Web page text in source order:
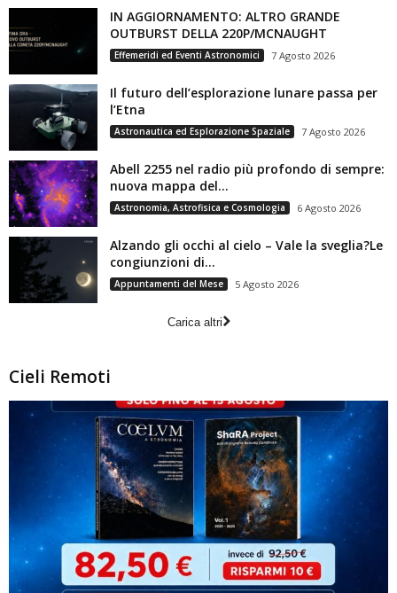
IN AGGIORNAMENTO: ALTRO GRANDE
OUTBURST DELLA 220P/MCNAUGHT
Effemeridi ed Eventi Astronomici 7 Agosto 2026
Il futuro dell’esplorazione lunare passa per
l’Etna
Astronautica ed Esplorazione Spaziale 7 Agosto 2026
Abell 2255 nel radio più profondo di sempre:
nuova mappa del...
Astronomia, Astrofisica e Cosmologia 6 Agosto 2026
Alzando gli occhi al cielo – Vale la sveglia?Le
congiunzioni di...
Appuntamenti del Mese 5 Agosto 2026
Carica altri
Cieli Remoti